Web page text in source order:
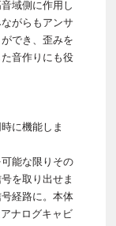
域側に作用し
がらもアンサ
でき、歪みを
音作りにも役
に機能しま
能な限りその
を取り出せま
経路に。本体
ナログキャビ